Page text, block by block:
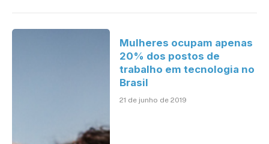
Mulheres ocupam apenas
20% dos postos de
trabalho em tecnologia no
Brasil
21 de junho de 2019